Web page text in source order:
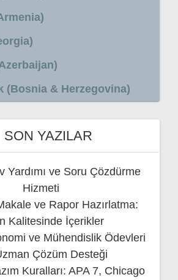
(Bosnia & Herzegovina)
SON YAZILAR
Yardımı ve Soru Çözdürme
Hizmeti
ve Rapor Hazırlatma:
Kalitesinde İçerikler
ve Mühendislik Ödevleri
Çözüm Desteği
Kuralları: APA 7, Chicago